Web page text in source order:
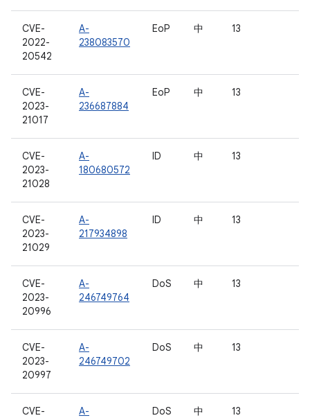
CVE-
2022-
20542
A-
238083570
EoP 中 13
CVE-
2023-
21017
A-
236687884
EoP 中 13
CVE-
2023-
21028
A-
180680572
ID 中 13
CVE-
2023-
21029
A-
217934898
ID 中 13
CVE-
2023-
20996
A-
246749764
DoS 中 13
CVE-
2023-
20997
A-
246749702
DoS 中 13
CVE-
A-
DoS 中 13